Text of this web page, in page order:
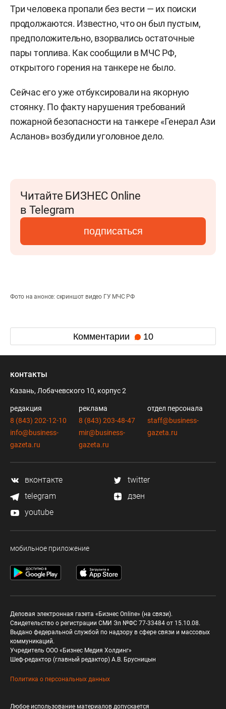
Три человека пропали без вести — их поиски
продолжаются. Известно, что он был пустым,
предположительно, взорвались остаточные
пары топлива. Как сообщили в МЧС РФ,
открытого горения на танкере не было.
Сейчас его уже отбуксировали на якорную
стоянку. По факту нарушения требований
пожарной безопасности на танкере «Генерал Ази
Асланов» возбудили уголовное дело.
Читайте БИЗНЕС Online
в Telegram
подписаться
Фото на анонсе: скриншот видео ГУ МЧС РФ
Комментарии 10
контакты
Казань, Лобачевского 10, корпус 2
редакция
8 (843) 202-12-10
info@business-
gazeta.ru
реклама
8 (843) 203-48-47
mir@business-
gazeta.ru
отдел персонала
staff@business-
gazeta.ru
вконтакте
twitter
telegram
дзен
youtube
мобильное приложение
Деловая электронная газета «Бизнес Online» (на связи).
Свидетельство о регистрации СМИ Эл №ФС 77-33484 от 15.10.08.
Выдано федеральной службой по надзору в сфере связи и массовых
коммуникаций.
Учредитель ООО «Бизнес Медия Холдинг»
Шеф-редактор (главный редактор) А.В. Брусницын
Политика о персональных данных
Любое использование материалов допускается